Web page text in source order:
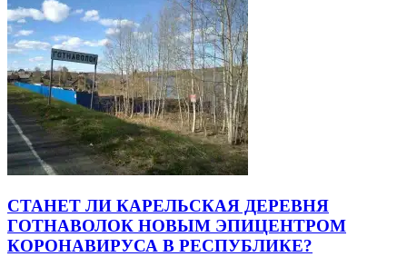
СТАНЕТ ЛИ КАРЕЛЬСКАЯ ДЕРЕВНЯ
ГОТНАВОЛОК НОВЫМ ЭПИЦЕНТРОМ
КОРОНАВИРУСА В РЕСПУБЛИКЕ?